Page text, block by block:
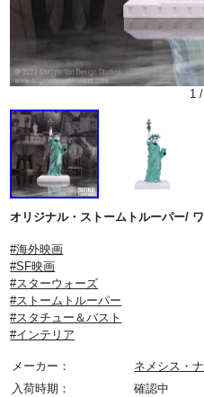
1 /
オリジナル・ストームトルーパー/
#海外映画
#SF映画
#スターウォーズ
#ストームトルーパー
#スタチュー＆バスト
#インテリア
メーカー：
ネメシス・
入荷時期：
確認中